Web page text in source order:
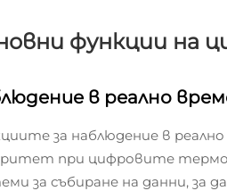
функции на
в реално
за наблюдение в
при цифровите
за събиране на данни,